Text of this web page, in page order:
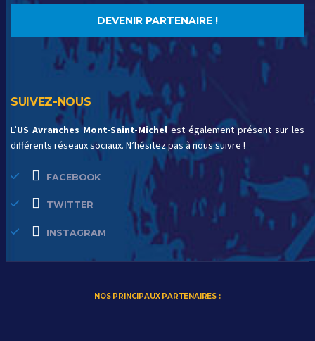
DEVENIR PARTENAIRE !
SUIVEZ-NOUS
L’US Avranches Mont-Saint-Michel est également présent sur les
différents réseaux sociaux. N’hésitez pas à nous suivre !
FACEBOOK
TWITTER
INSTAGRAM
NOS PRINCIPAUX PARTENAIRES :